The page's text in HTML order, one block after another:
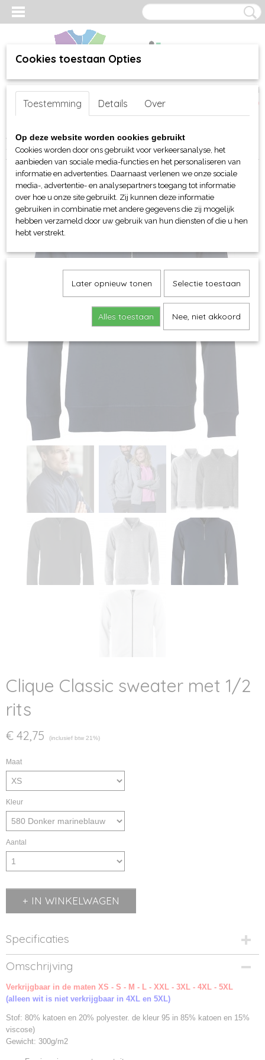
Inloggen Registreren
(0)
Home >webshop>Per merk >Clique >Voor hem en unisex
Sweaters en sweatshirts> Clique Classic sweater met 1/2 rits
Clique Classic sweater met 1/2
rits
€ 42,75 (inclusief btw 21%)
Maat
Kleur
Aantal
IN WINKELWAGEN
Specificaties
Productcode
NW021043-580
Productcode leverancier
021043
Omschrijving
Verkrijgbaar in de maten XS - S - M - L - XXL - 3XL - 4XL - 5XL
(alleen wit is niet verkrijgbaar in 4XL en 5XL)
Stof: 80% katoen en 20% polyester. de kleur 95 in 85% katoen en 15%
viscose)
Gewicht: 300g/m2
Cookies toestaan Opties
Toestemming Details Over
Op deze website worden cookies gebruikt
Cookies worden door ons gebruikt voor verkeersanalyse, het
aanbieden van sociale media-functies en het personaliseren van
informatie en advertenties. Daarnaast verlenen we onze sociale
media-, advertentie- en analysepartners toegang tot informatie
over hoe u onze site gebruikt. Zij kunnen deze informatie
gebruiken in combinatie met andere gegevens die zij mogelijk
hebben verzameld door uw gebruik van hun diensten of die u hen
hebt verstrekt.
Later opnieuw tonen Selectie toestaan
Alles toestaan Nee, niet akkoord